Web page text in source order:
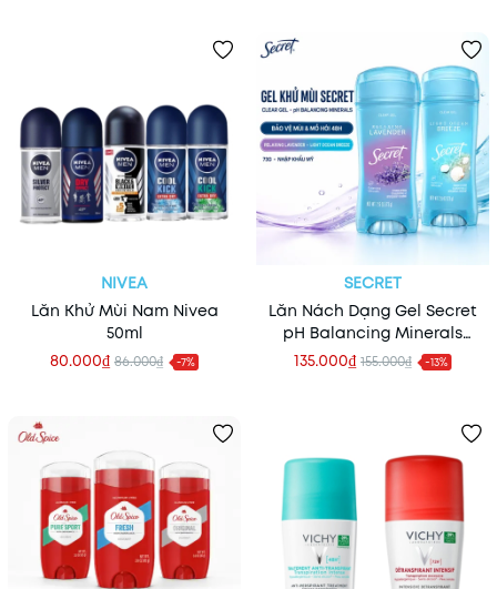
NIVEA
Lăn Khử Mùi Nam Nivea
50ml
80.000₫ 86.000₫ -7%
SECRET
Lăn Nách Dạng Gel Secret
pH Balancing Minerals
48h Clear Gel 73g (Nhập
135.000₫ 155.000₫ -13%